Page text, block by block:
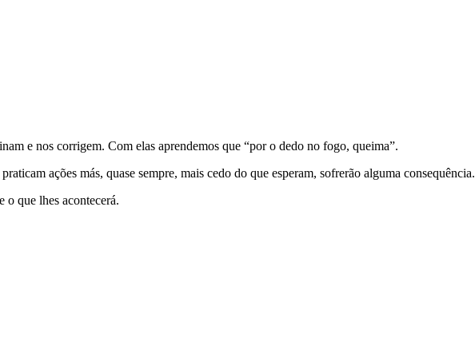
e nos corrigem. Com elas aprendemos que “por o dedo no fogo, queima”.
ações más, quase sempre, mais cedo do que esperam, sofrerão alguma consequência.
o que lhes acontecerá.